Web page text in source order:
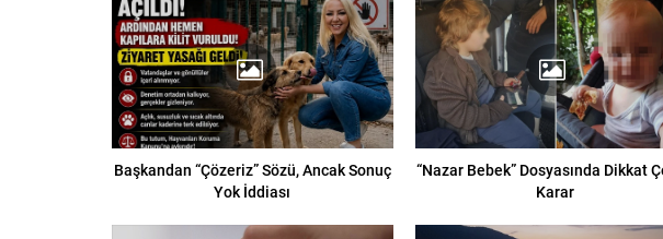
Başkandan “Çözeriz” Sözü, Ancak Sonuç
Yok İddiası
“Nazar Bebek” Dosyasında Dikkat
Karar